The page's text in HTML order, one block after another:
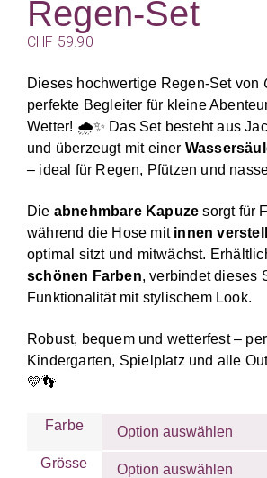
Regen-Set
CHF 59.90
Dieses hochwertige Regen-Set von
perfekte Begleiter für kleine
Wetter! 🌧️✨ Das Set besteht aus
und überzeugt mit einer
– ideal für Regen, Pfützen und
Die abnehmbare Kapuze sorgt für
während die Hose mit innen
optimal sitzt und mitwächst.
schönen Farben, verbindet dieses
Funktionalität mit stylischem Look.
Robust, bequem und wetterfest –
Kindergarten, Spielplatz und alle
💛👣
Farbe
Grösse